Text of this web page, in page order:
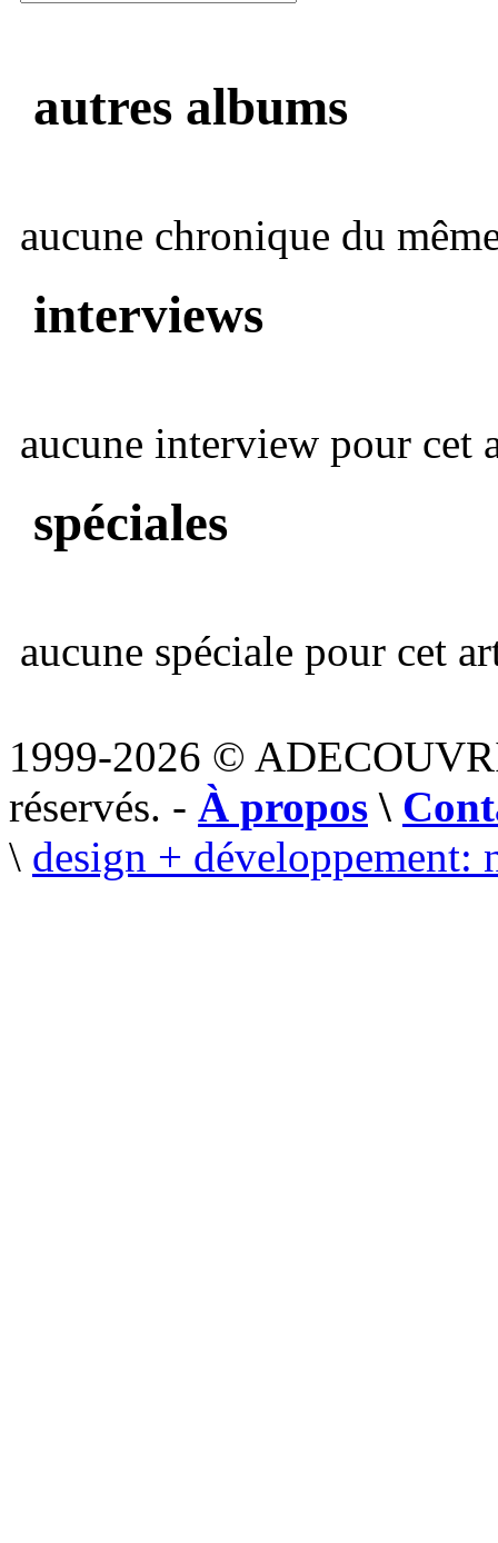
autres albums
aucune chronique du
interviews
aucune interview pour cet
spéciales
aucune spéciale pour cet
1999-2026 ©
réservés. - À propos \
\ design + développement: